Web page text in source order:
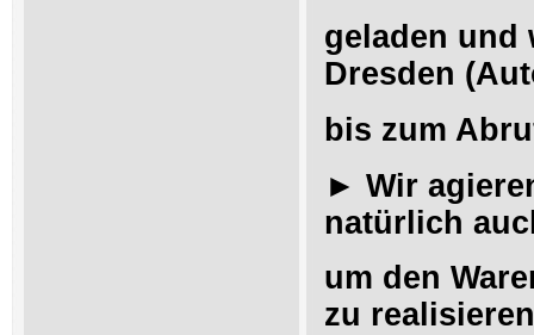
geladen und
Dresden
bis zum
► Wir
natürlich
um den
zu